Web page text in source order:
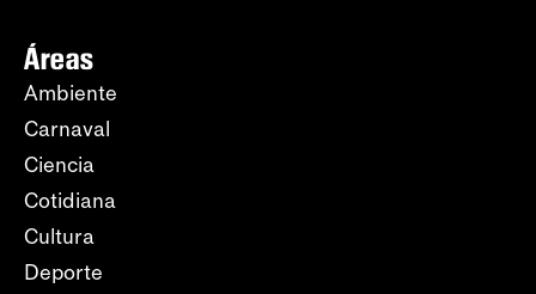
Áreas
Ambiente
Carnaval
Ciencia
Cotidiana
Cultura
Deporte